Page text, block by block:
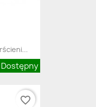
Dostępny
favorite_border